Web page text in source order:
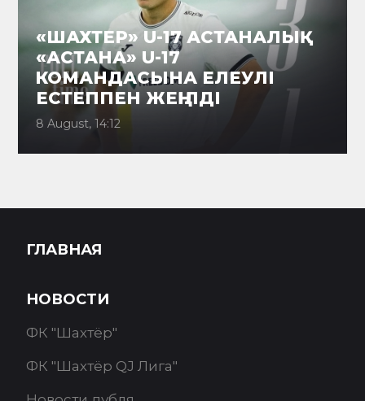
«ШАХТЕР» U-17 АСТАНАЛЫҚ
«АСТАНА» U-17
КОМАНДАСЫНА ЕЛЕУЛІ
ЕСТЕППЕН ЖЕҢІЛДІ
8 August, 14:12
ГЛАВНАЯ
НОВОСТИ
ФК "Шахтёр"
ФК "Шахтёр QJ Лига"